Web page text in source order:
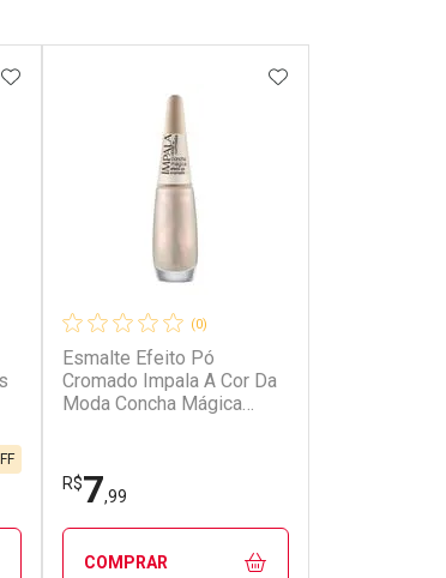
ADICIONAR AOS FAVORITOS
(0)
Esmalte Efeito Pó
Cromado Impala A Cor Da
Moda Concha Mágica
R$7,99
ADICIONAR AOS
COMPRAR